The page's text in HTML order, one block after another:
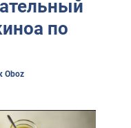
по
Oboz